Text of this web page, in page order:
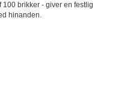
100 brikker - giver en festlig
hinanden.